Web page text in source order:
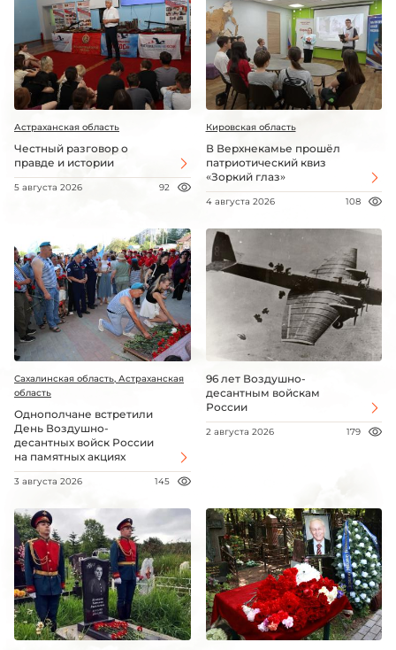
Астраханская область
Честный разговор о
правде и истории
5 августа 2026 92
Кировская область
В Верхнекамье прошёл
патриотический квиз
«Зоркий глаз»
4 августа 2026 108
Сахалинская область, Астраханская
область
Однополчане встретили
День Воздушно-
десантных войск России
на памятных акциях
3 августа 2026 145
96 лет Воздушно-
десантным войскам
России
2 августа 2026 179